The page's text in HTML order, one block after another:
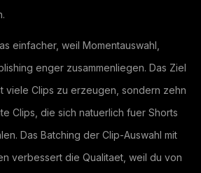
einfacher, weil Momentauswahl,
enger zusammenliegen. Das Ziel
viele Clips zu erzeugen, sondern zehn
Clips, die sich natuerlich fuer Shorts
Das Batching der Clip-Auswahl mit
verbessert die Qualitaet, weil du von